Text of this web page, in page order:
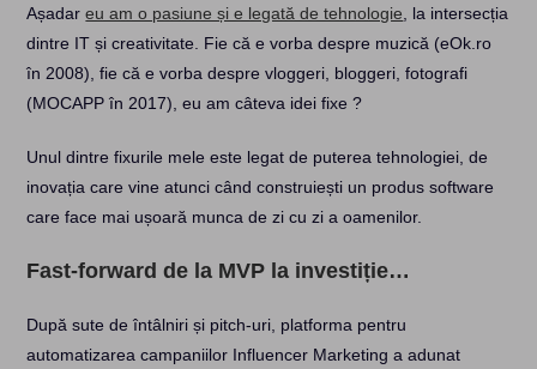
Așadareu am o pasiune și e legată de tehnologie , la intersecția
dintre IT și creativitate. Fie că e vorba despre muzică (eOk.ro
în 2008), fie că e vorba despre vloggeri, bloggeri, fotografi
(MOCAPP în 2017), eu am câteva idei fixe ?
Unul dintre fixurile mele este legat de puterea tehnologiei, de
inovația care vine atunci când construiești un produs software
care face mai ușoară munca de zi cu zi a oamenilor.
Fast-forward de la MVP la investiție…
După sute de întâlniri și pitch-uri, platforma pentru
automatizarea campaniilor Influencer Marketing a adunat